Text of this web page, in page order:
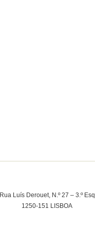
Rua Luís Derouet, N.º 27 – 3.º Esq
1250-151 LISBOA